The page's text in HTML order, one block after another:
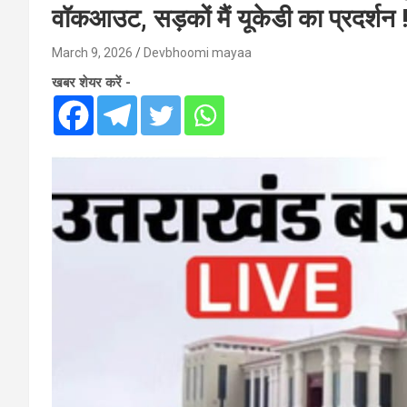
वॉकआउट, सड़कों मैं यूकेडी का प्रदर्शन
March 9, 2026 Devbhoomi mayaa
खबर शेयर करें -